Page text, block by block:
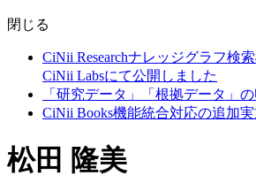
閉じる
CiNii Researchナレッジグラフ検
CiNii Labsにて公開しました
「研究データ」「根拠データ」
CiNii Books機能統合対応の追加
松田 隆美